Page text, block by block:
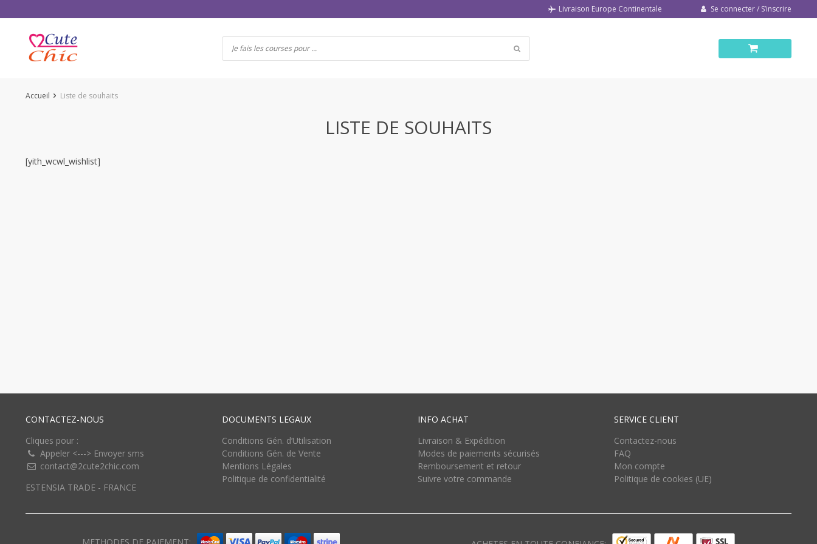
au
contenu
Livraison Europe Continentale Se connecter / S’inscrire
Accueil Liste de souhaits
LISTE DE SOUHAITS
[yith_wcwl_wishlist]
CONTACTEZ-NOUS
Cliques pour :
Appeler<---> Envoyer sms
contact@2cute2chic.com
ESTENSIA TRADE - FRANCE
DOCUMENTS LEGAUX
Conditions Gén. d’Utilisation
Conditions Gén. de Vente
Mentions Légales
Politique de confidentialité
INFO ACHAT
Livraison & Expédition
Modes de paiements sécurisés
Remboursement et retour
Suivre votre commande
SERVICE CLIENT
Contactez-nous
FAQ
Mon compte
Politique de cookies (UE)